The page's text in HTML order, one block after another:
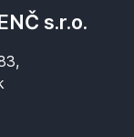
s.r.o.